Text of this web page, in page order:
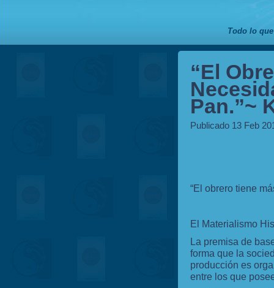
Todo lo
“El
Pan.”~
Publicado 13 Feb
“El obrero tiene
El Materialismo
La premisa de
forma que la
producción es
entre los que